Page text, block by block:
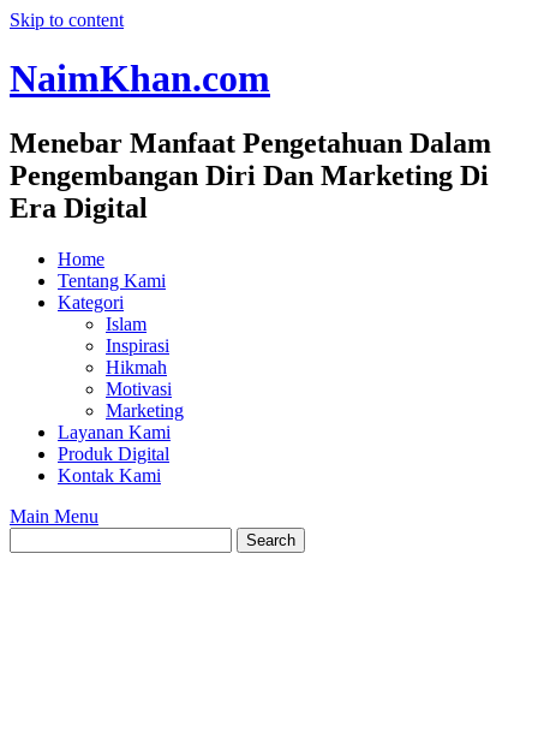
Skip to content
NaimKhan.com
Menebar Manfaat Pengetahuan Dalam
Pengembangan Diri Dan Marketing Di
Era Digital
Home
Tentang Kami
Kategori
Islam
Inspirasi
Hikmah
Motivasi
Marketing
Layanan Kami
Produk Digital
Kontak Kami
Main Menu